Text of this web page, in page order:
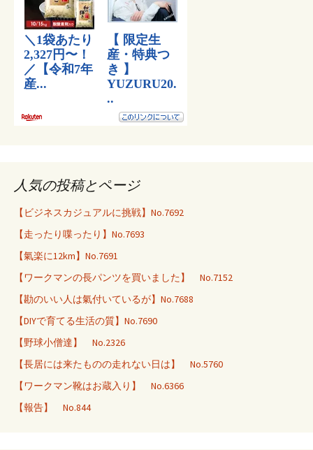
人気の投稿とページ
【ビジネスカジュアルに挑戦】No.7692
【走ったり喋ったり】No.7693
【氣楽に12km】No.7691
【ワークマンの長パンツを買いました】 No.7152
【勘のいい人は氣付いているが】No.7688
【DIYで育てる生活の質】No.7690
【野球小僧達】 No.2326
【長居には来たものの走れない日は】 No.5760
【ワークマン靴はお蔵入り】 No.6366
【報告】 No.844